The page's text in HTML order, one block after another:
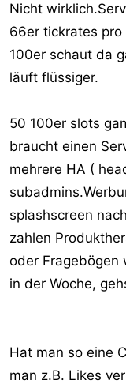
Nicht
66er tickrates pro
100er schaut da
läuft flüssiger.
50 100er slots
braucht einen
mehrere HA (
splashscreen
zahlen
oder Fragebögen
in der Woche,
Hat man so eine
man z.B. Likes